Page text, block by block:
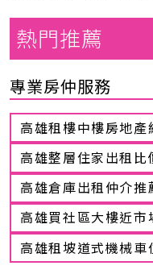
熱門推薦
專業房仲服務
高雄租樓中樓房地產
高雄整層住家出租比
高雄倉庫出租仲介推
高雄買社區大樓近市
高雄租坡道式機械車